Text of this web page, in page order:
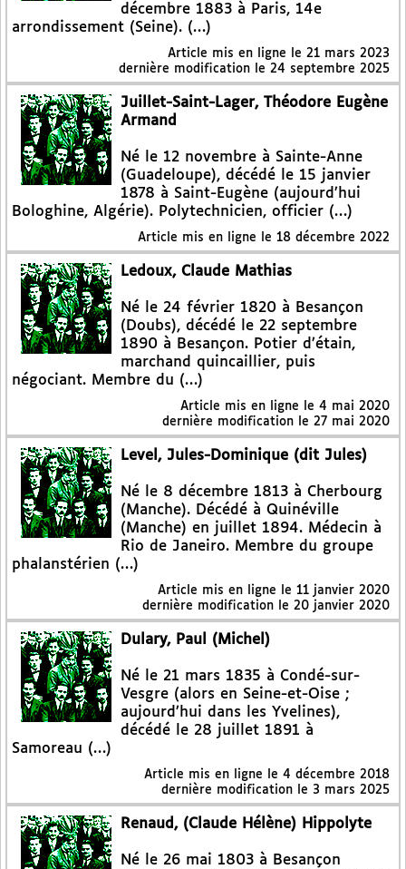
décembre 1883 à Paris, 14e
arrondissement (Seine). (…)
Article mis en ligne le 21 mars 2023
dernière modification le 24 septembre 2025
Juillet-Saint-Lager, Théodore Eugène
Armand
Né le 12 novembre à Sainte-Anne
(Guadeloupe), décédé le 15 janvier
1878 à Saint-Eugène (aujourd’hui
Bologhine, Algérie). Polytechnicien, officier (…)
Article mis en ligne le 18 décembre 2022
Ledoux, Claude Mathias
Né le 24 février 1820 à Besançon
(Doubs), décédé le 22 septembre
1890 à Besançon. Potier d’étain,
marchand quincaillier, puis
négociant. Membre du (…)
Article mis en ligne le 4 mai 2020
dernière modification le 27 mai 2020
Level, Jules-Dominique (dit Jules)
Né le 8 décembre 1813 à Cherbourg
(Manche). Décédé à Quinéville
(Manche) en juillet 1894. Médecin à
Rio de Janeiro. Membre du groupe
phalanstérien (…)
Article mis en ligne le 11 janvier 2020
dernière modification le 20 janvier 2020
Dulary, Paul (Michel)
Né le 21 mars 1835 à Condé-sur-
Vesgre (alors en Seine-et-Oise ;
aujourd’hui dans les Yvelines),
décédé le 28 juillet 1891 à
Samoreau (…)
Article mis en ligne le 4 décembre 2018
dernière modification le 3 mars 2025
Renaud, (Claude Hélène) Hippolyte
Né le 26 mai 1803 à Besançon